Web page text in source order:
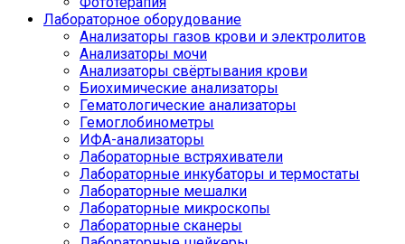
Лабораторное оборудование
Анализаторы газов крови и электролитов
Анализаторы мочи
Анализаторы свёртывания крови
Биохимические анализаторы
Гематологические анализаторы
Гемоглобинометры
ИФА-анализаторы
Лабораторные встряхиватели
Лабораторные инкубаторы и термостаты
Лабораторные мешалки
Лабораторные микроскопы
Лабораторные сканеры